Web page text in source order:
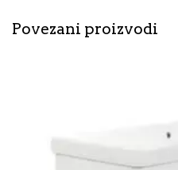
Povezani proizvodi